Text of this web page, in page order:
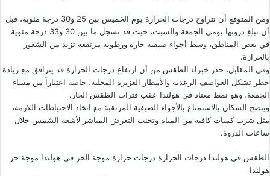
ومن المتوقع أن تتراوح درجات الحرارة يوم الخميس بين 25 و30 درجة مئوية، قبل
أن تبلغ ذروتها يومي الجمعة والسبت، حيث قد تسجل ما بين 30 و33 درجة مئوية
في بعض المناطق، وسط أجواء صيفية حارة ورطوبة مرتفعة تزيد من الشعور
بالحرارة.
وفي المقابل، حذر خبراء الطقس من أن ارتفاع درجات الحرارة قد يترافق مع زيادة
خطر تشكل العواصف الرعدية والأمطار الغزيرة المحلية، خاصة اعتباراً من مساء
الجمعة، وهو نمط معتاد في هولندا عقب فترات الطقس الحار.
وينصح السكان بالاستمتاع بالأجواء الصيفية المرتقبة مع اتخاذ الاحتياطات اللازمة،
مثل شرب كميات كافية من المياه وتجنب التعرض المباشر لأشعة الشمس خلال
ساعات الذروة.
الطقس في هولندا درجات الحرارة درجات حرارة موجة الحر في هولندا موجة حر
هولندا